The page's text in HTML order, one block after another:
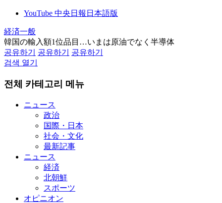
YouTube 中央日報日本語版
経済一般
韓国の輸入額1位品目…いまは原油でなく半導体
공유하기
공유하기
공유하기
검색 열기
전체 카테고리 메뉴
ニュース
政治
国際・日本
社会・文化
最新記事
ニュース
経済
北朝鮮
スポーツ
オピニオン